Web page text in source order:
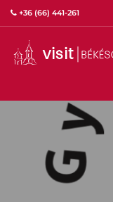
+36 (66) 441-261